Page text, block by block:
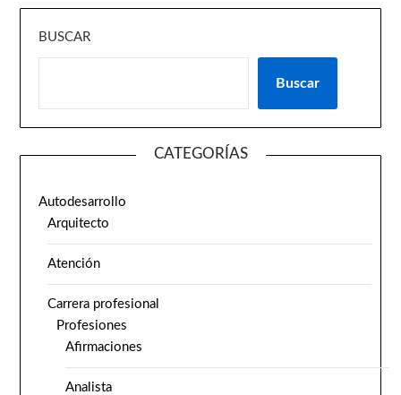
BUSCAR
Buscar
CATEGORÍAS
Autodesarrollo
Arquitecto
Atención
Carrera profesional
Profesiones
Afirmaciones
Analista